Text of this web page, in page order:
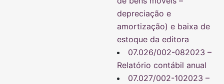
depreciação e
amortização) e baixa de
estoque da editora
07.026/002-082023 –
Relatório contábil anual
07.027/002-102023 –